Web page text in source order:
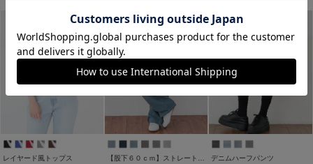
レイヤード風トップス デニムハーフパンツ